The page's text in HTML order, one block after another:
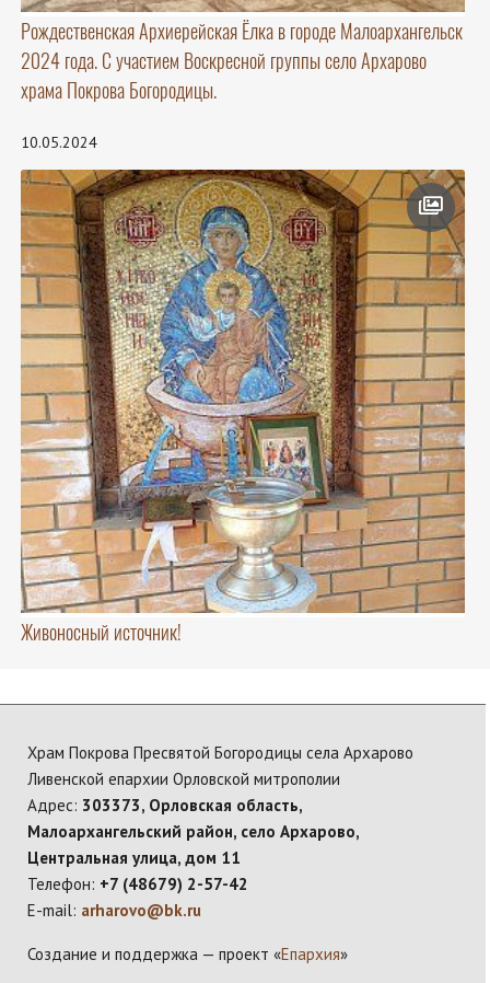
Рождественская Архиерейская Ёлка в городе Малоархангельск
2024 года. С участием Воскресной группы село Архарово
храма Покрова Богородицы.
10.05.2024
Живоносный источник!
Храм Покрова Пресвятой Богородицы села Архарово
Ливенской епархии Орловской митрополии
Адрес: 303373, Орловская область,
Малоархангельский район, село Архарово,
Центральная улица, дом 11
Телефон: +7 (48679) 2-57-42
E-mail: arharovo@bk.ru
Создание и поддержка — проект «Епархия»